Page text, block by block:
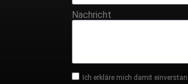
Nachricht
Ich erkläre mich damit